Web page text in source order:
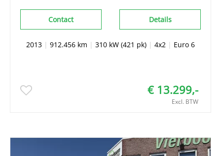
Details
Contact
2013 | 912.456 km | 310 kW (421 pk) | 4x2 | Euro 6
€ 13.299,-
Excl. BTW